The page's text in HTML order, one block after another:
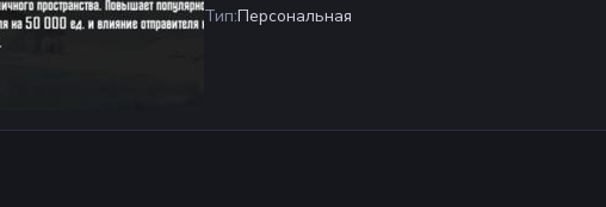
Тип:Персональная